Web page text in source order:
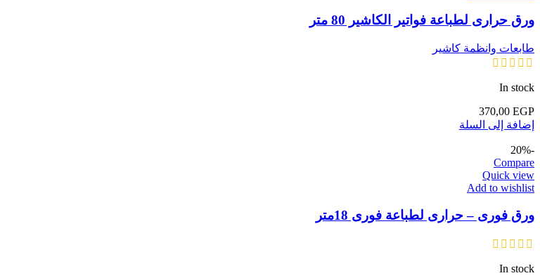
ورق حرارى لطباعة فواتير الكاشير 80 متر
طابعات وانظمة كاشير
In stock
370,00 EGP
إضافة إلى السلة
-20%
Compare
Quick view
Add to wishlist
ورق فورى – حرارى لطباعة فورى 18متر
In stock